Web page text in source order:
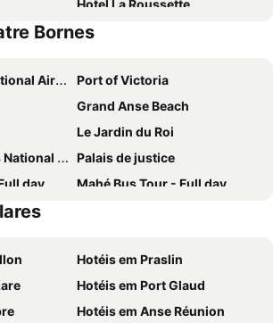
Hotel La Roussette
DoubleTree by Hilton Seychelles - Allamanda Resort & Spa
Green Blue Beach House
La Rocaille
Villa Mille Soleil
Island
Eden Bleu Hotel
Hotel Banyan Tree Seychelles
The Plantation Club Resort
Bayview Seychelles
Green Palm Self Catering
Bornes
Airport
Port of Victoria
Grand Anse Beach
Le Jardin du Roi
Park
Palais de justice
day
Mahé Bus Tour - Full day
Hotéis em Praslin
Hotéis em Port Glaud
Hotéis em Anse Réunion